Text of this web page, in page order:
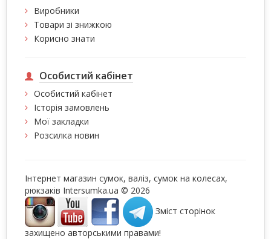
Виробники
Товари зі знижкою
Корисно знати
Особистий кабінет
Особистий кабінет
Історія замовлень
Мої закладки
Розсилка новин
Інтернет магазин сумок, валіз, сумок на колесах,
рюкзаків Intersumka.ua © 2026
Зміст сторінок
захищено авторськими правами!